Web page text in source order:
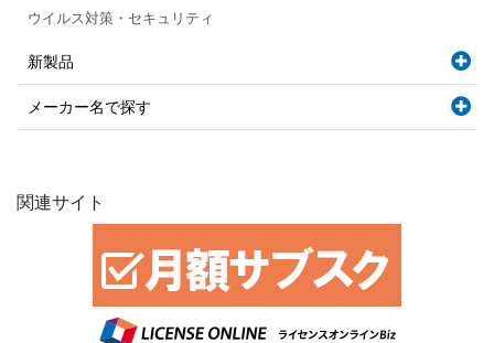
ウイルス対策・セキュリティ
新製品
メーカー名で探す
関連サイト